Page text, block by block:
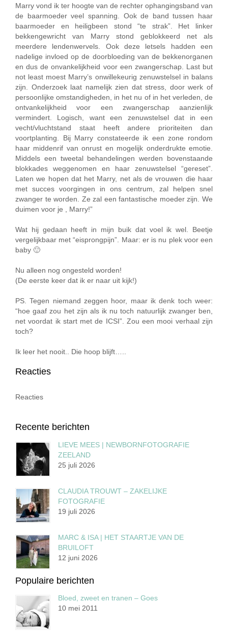
Marry vond ik ter hoogte van de rechter ophangingsband van
de baarmoeder veel spanning. Ook de band tussen haar
baarmoeder en heiligbeen stond “te strak”. Het linker
bekkengewricht van Marry stond geblokkeerd net als
meerdere lendenwervels. Ook deze letsels hadden een
nadelige invloed op de doorbloeding van de bekkenorganen
en dus de onvankelijkheid voor een zwangerschap. Last but
not least moest Marry’s onwillekeurig zenuwstelsel in balans
zijn. Onderzoek laat namelijk zien dat stress, door werk of
persoonlijke omstandigheden, in het nu of in het verleden, de
ontvankelijkheid voor een zwangerschap aanzienlijk
vermindert. Logisch, want een zenuwstelsel dat in een
vecht/vluchtstand staat heeft andere prioriteiten dan
voortplanting. Bij Marry constateerde ik een zone rondom
haar middenrif van onrust en mogelijk onderdrukte emotie.
Middels een tweetal behandelingen werden bovenstaande
blokkades weggenomen en haar zenuwstelsel “gereset”.
Laten we hopen dat het Marry, net als de vrouwen die haar
met succes voorgingen in ons centrum, zal helpen snel
zwanger te worden. Ze zal een fantastische moeder zijn. We
duimen voor je , Marry!”
Wat hij gedaan heeft in mijn buik dat voel ik wel. Beetje
vergelijkbaar met “eisprongpijn”. Maar: er is nu plek voor een
baby 🙂
Nu alleen nog ongesteld worden!
(De eerste keer dat ik er naar uit kijk!)
PS. Tegen niemand zeggen hoor, maar ik denk toch weer:
“hoe gaaf zou het zijn als ik nu toch natuurlijk zwanger ben,
net voordat ik start met de ICSI”. Zou een mooi verhaal zijn
toch?
Ik leer het nooit.. Die hoop blijft…..
Reacties
Reacties
Recente berichten
LIEVE MEES | NEWBORNFOTOGRAFIE
ZEELAND
25 juli 2026
CLAUDIA TROUWT – ZAKELIJKE
FOTOGRAFIE
19 juli 2026
MARC & ISA | HET STAARTJE VAN DE
BRUILOFT
12 juni 2026
Populaire berichten
Bloed, zweet en tranen – Goes
10 mei 2011